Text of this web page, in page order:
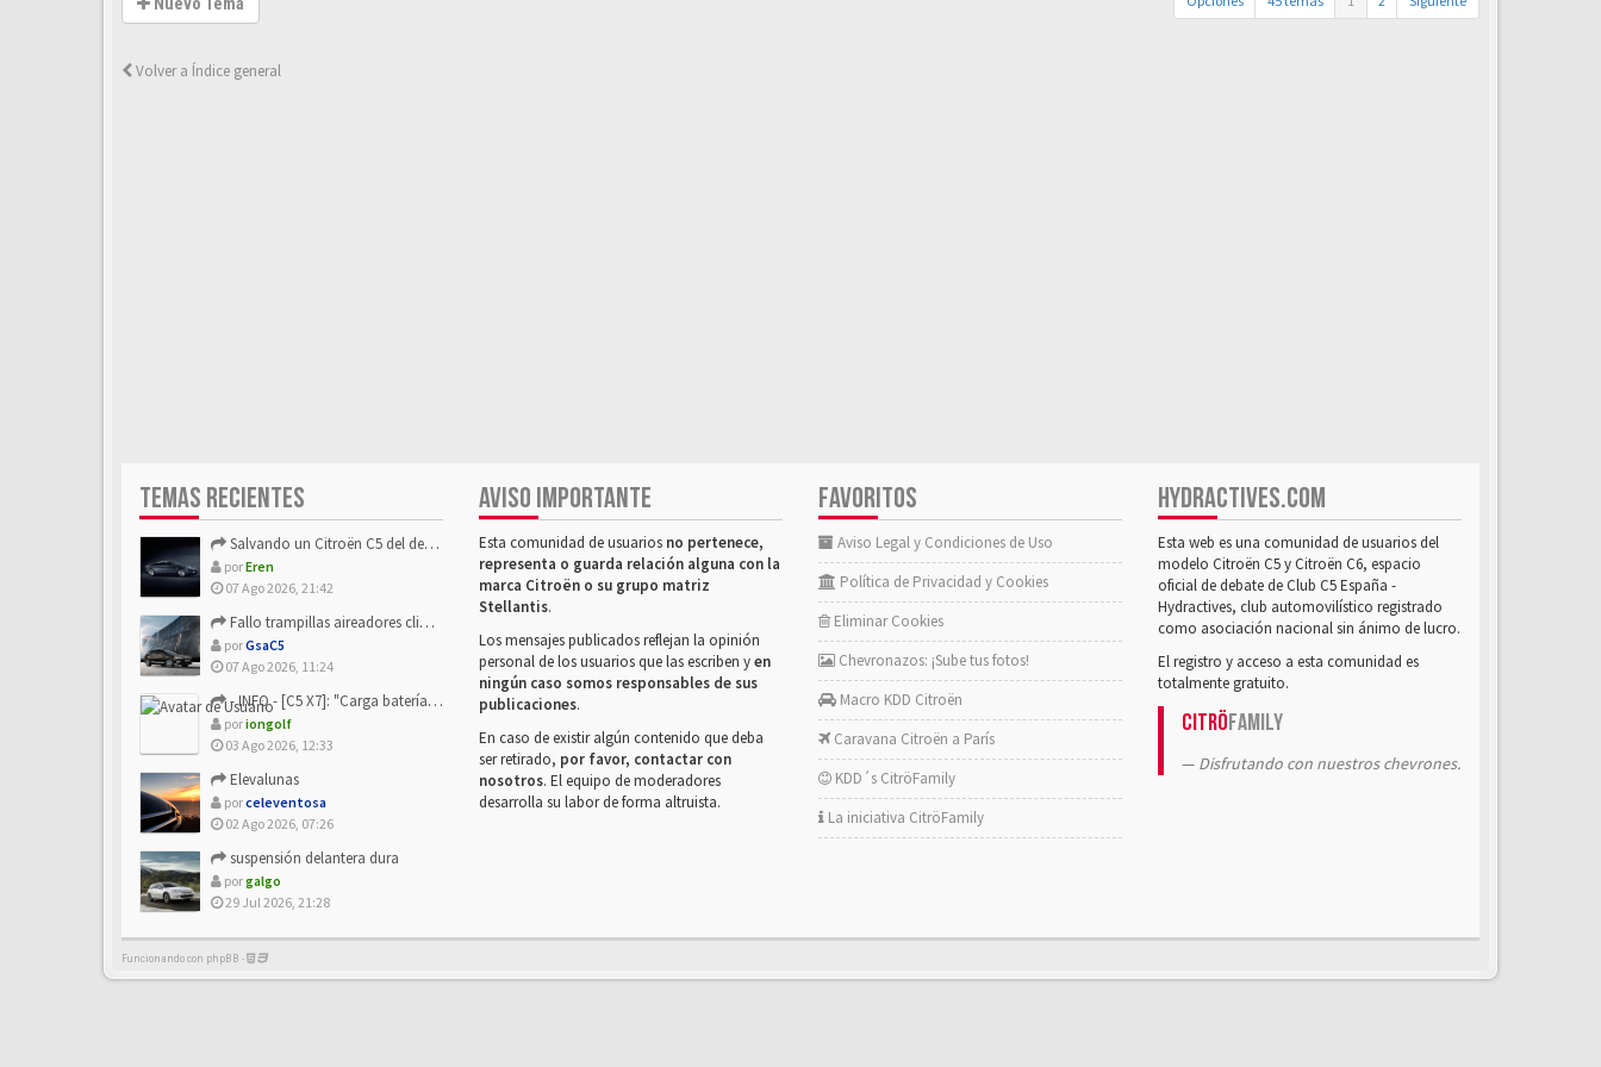
Volver a Índice general
TEMAS RECIENTES
Salvando un Citroën C5 del desguace: Presentación y seguimiento
porEren
07 Ago 2026, 21:42
Fallo trampillas aireadores climatizador
porGsaC5
07 Ago 2026, 11:24
- INFO - [C5 X7]: "Carga batería o alimentación eléctri...
poriongolf
03 Ago 2026, 12:33
Elevalunas
porceleventosa
02 Ago 2026, 07:26
suspensión delantera dura
porgalgo
29 Jul 2026, 21:28
AVISO IMPORTANTE
Esta comunidad de usuarios no pertenece,
representa o guarda relación alguna con la
marca Citroën o su grupo matriz
Stellantis.
Los mensajes publicados reflejan la opinión
personal de los usuarios que las escriben yen
ningún caso somos responsables de sus
publicaciones.
En caso de existir algún contenido que deba
ser retirado, por favor, contactar con
nosotros. El equipo de moderadores
desarrolla su labor de forma altruista.
FAVORITOS
Aviso Legal y Condiciones de Uso
Política de Privacidad y Cookies
Eliminar Cookies
Chevronazos: ¡Sube tus fotos!
Macro KDD Citroën
Caravana Citroën a París
KDD´s CitröFamily
La iniciativa CitröFamily
HYDRACTIVES.COM
Esta web es una comunidad de usuarios del
modelo Citroën C5 y Citroën C6, espacio
oficial de debate de Club C5 España -
Hydractives, club automovilístico registrado
como asociación nacional sin ánimo de lucro.
El registro y acceso a esta comunidad es
totalmente gratuito.
CitröFamily
Disfrutando con nuestros chevrones.
Funcionando con phpBB -